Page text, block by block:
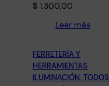
$ 1.300,00
Leer más
FERRETERÍA Y
HERRAMIENTAS
ILUMINACIÓN, TODOS